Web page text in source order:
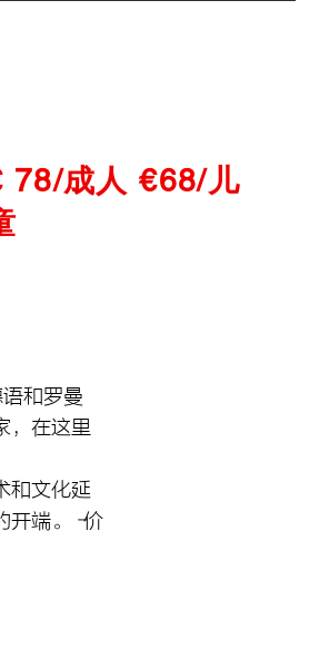
78/成人 €68/儿
和罗曼
，在这里
和文化延
开端。 -价